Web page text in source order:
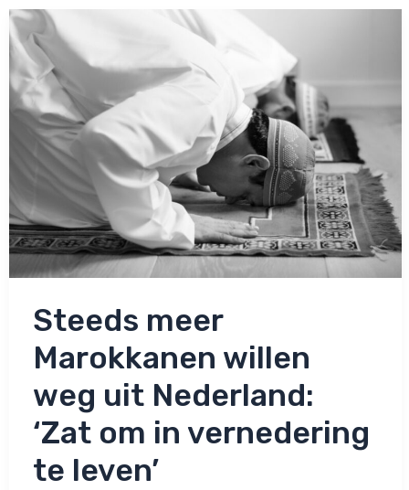
gaat
om
respect’
Steeds meer
Marokkanen willen
weg uit Nederland:
‘Zat om in vernedering
te leven’